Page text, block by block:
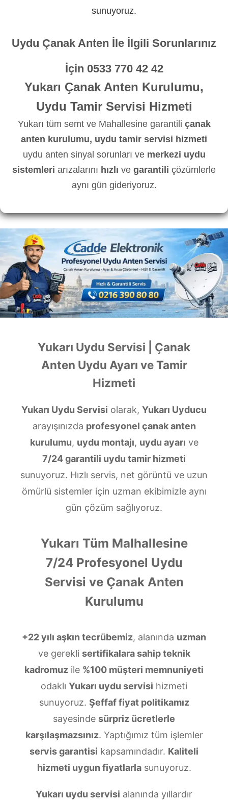
sunuyoruz.
Uydu Çanak Anten İle İlgili Sorunlarınız
İçin 0533 770 42 42
Yukarı Çanak Anten Kurulumu,
Uydu Tamir Servisi Hizmeti
Yukarı tüm semt ve Mahallesine garantili çanak
anten kurulumu, uydu tamir servisi hizmeti
uydu anten sinyal sorunları ve merkezi uydu
sistemleri arızalarını hızlı ve garantili çözümlerle
aynı gün gideriyoruz.
Yukarı Uydu Servisi | Çanak
Anten Uydu Ayarı ve Tamir
Hizmeti
Yukarı Uydu Servisi olarak, Yukarı Uyducu
arayışınızda profesyonel çanak anten
kurulumu, uydu montajı, uydu ayarı ve
7/24 garantili uydu tamir hizmeti
sunuyoruz. Hızlı servis, net görüntü ve uzun
ömürlü sistemler için uzman ekibimizle aynı
gün çözüm sağlıyoruz.
Yukarı Tüm Malhallesine
7/24 Profesyonel Uydu
Servisi ve Çanak Anten
Kurulumu
+22 yılı aşkın tecrübemiz, alanında uzman
ve gerekli sertifikalara sahip teknik
kadromuz ile %100 müşteri memnuniyeti
odaklı Yukarı uydu servisi hizmeti
sunuyoruz. Şeffaf fiyat politikamız
sayesinde sürpriz ücretlerle
karşılaşmazsınız. Yaptığımız tüm işlemler
servis garantisi kapsamındadır. Kaliteli
hizmeti uygun fiyatlarlasunuyoruz.
Yukarı uydu servisi alanında yıllardır